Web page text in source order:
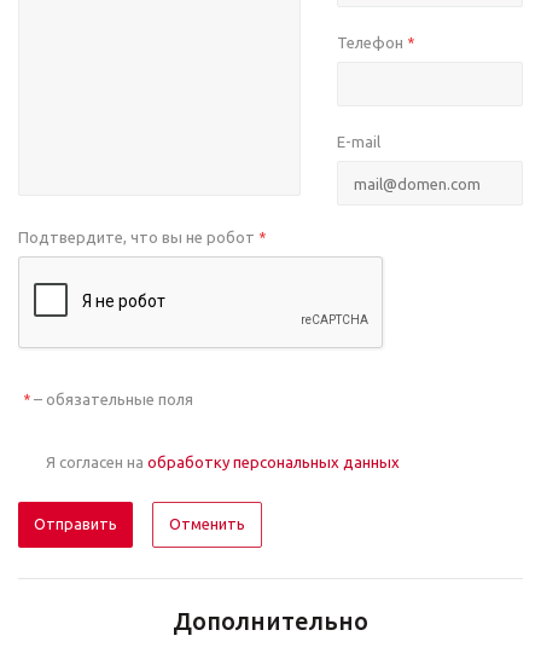
Телефон *
E-mail
Подтвердите, что вы не робот *
* – обязательные поля
Я согласен на обработку персональных данных
Отменить
Дополнительно